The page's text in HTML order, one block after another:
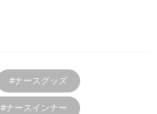
#ナースグッズ
#ナースインナー